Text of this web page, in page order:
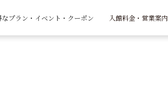
なプラン・イベント・クーポン 入館料金・営業案内